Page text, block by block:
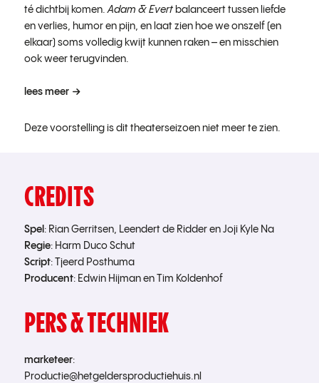
té dichtbij komen.Adam & Evertbalanceert tussen liefde
en verlies, humor en pijn, en laat zien hoe we onszelf (en
elkaar) soms volledig kwijt kunnen raken – en misschien
ook weer terugvinden.
lees meer
Deze voorstelling is dit theaterseizoen niet meer te zien.
CREDITS
Spel : Rian Gerritsen, Leendert de Ridder en Joji Kyle Na
Regie: Harm Duco Schut
Script: Tjeerd Posthuma
Producent: Edwin Hijman en Tim Koldenhof
PERS & TECHNIEK
marketeer:
Productie@hetgeldersproductiehuis.nl